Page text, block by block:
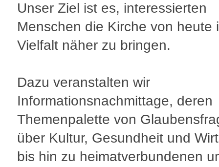
Unser Ziel ist es, interessierten
Menschen die Kirche von heute
Vielfalt näher zu bringen.
Dazu veranstalten wir
Informationsnachmittage, deren
Themenpalette von
über Kultur, Gesundheit und
bis hin zu heimatverbundenen